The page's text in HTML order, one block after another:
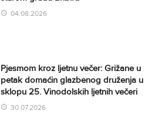
04.08.2026
Pjesmom kroz ljetnu večer: Grižane u
petak domaćin glazbenog druženja u
sklopu 25. Vinodolskih ljetnih večeri
30.07.2026